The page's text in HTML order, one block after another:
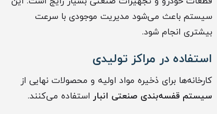
سیستم باعث می‌شود مدیریت موجودی با سرعت
بیشتری انجام شود.
استفاده در مراکز تولیدی
کارخانه‌ها برای ذخیره مواد اولیه و محصولات نهایی از
سیستم قفسه‌بندی صنعتی انبار استفاده می‌کنند.